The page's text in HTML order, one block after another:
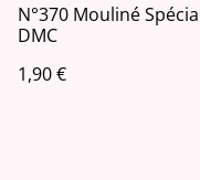
N°370 Mouliné
DMC
1,90 €